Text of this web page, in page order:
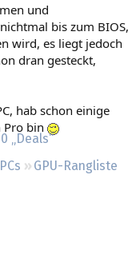
„Deals“
GPU-Rangliste
und
bis zum BIOS,
wird, es liegt jedoch
dran gesteckt,
hab schon einige
Pro bin